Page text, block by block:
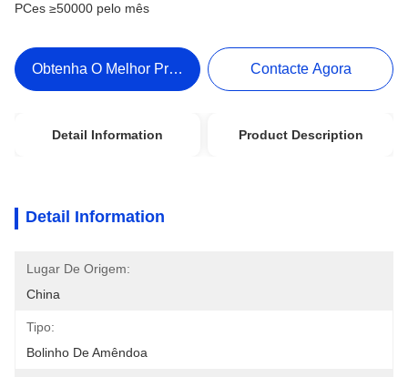
PCes ≥50000 pelo mês
Obtenha O Melhor Preço Contacte Agora
Detail Information Product Description
Detail Information
Lugar De Origem:
China
Tipo:
Bolinho De Amêndoa